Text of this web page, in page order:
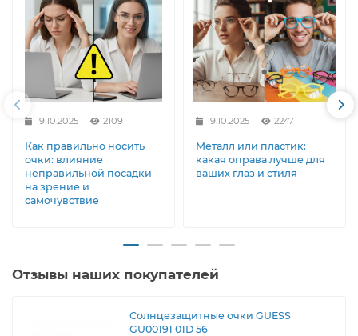
19.10.2025 2109
Как правильно носить
очки: влияние
неправильной посадки
на зрение и
самочувствие
19.10.2025 2247
Металл или пластик:
какая оправа лучше для
ваших глаз и стиля
Отзывы наших покупателей
Солнцезащитные очки GUESS
GU00191 01D 56